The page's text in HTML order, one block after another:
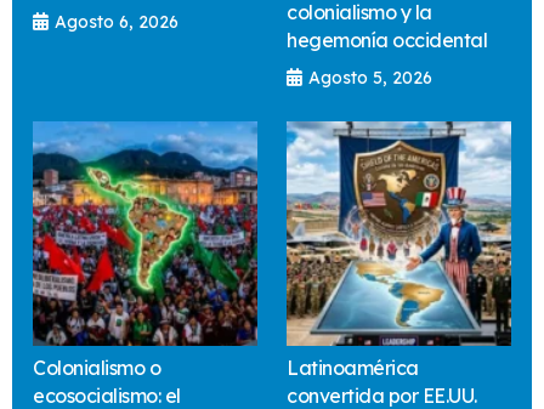
Agosto 6, 2026
colonialismo y la
hegemonía occidental
Agosto 5, 2026
Colonialismo o
ecosocialismo: el
Latinoamérica
convertida por EE.UU.